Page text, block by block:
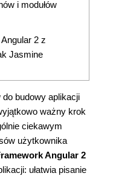
i modułów
2 z
Jasmine
budowy aplikacji
ważny krok
ciekawym
użytkownika
Angular 2
ułatwia pisanie